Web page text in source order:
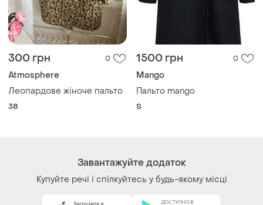
300 грн 0
Atmosphere
Леопардове жіноче пальто
38
1500 грн 0
Mango
Пальто mango
S
Завантажуйте додаток
Купуйте речі і спілкуйтесь у будь-якому місці